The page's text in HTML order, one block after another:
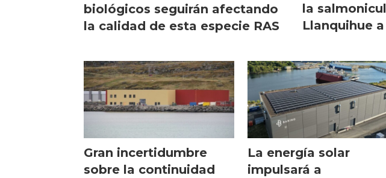
biológicos seguirán afectando
la calidad de esta especie RAS
la
Llanquihue
Gran incertidumbre
sobre la continuidad
La energía solar
impulsará a